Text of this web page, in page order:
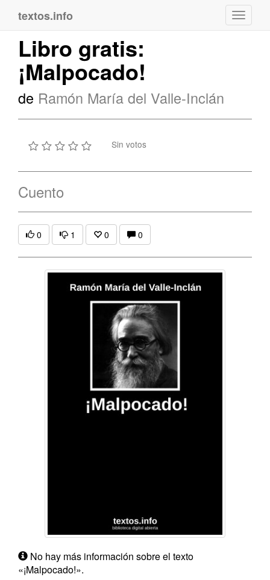
textos.info
Libro gratis:
¡Malpocado!
de Ramón María del Valle-Inclán
Sin votos
Cuento
0 1 0 0
No hay más información sobre el texto
«¡Malpocado!».